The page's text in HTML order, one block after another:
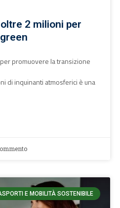
2 milioni per
promuovere la transizione
di inquinanti atmosferici è una
E MOBILITÀ SOSTENIBILE